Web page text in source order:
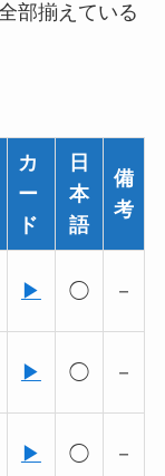
部揃えている
カ
ー
ド
日
本
語
備
考
▶ ◯ －
▶ ◯ －
▶ ◯ －